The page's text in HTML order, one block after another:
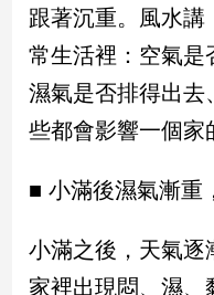
南
台
灣
觀
點
台
觀
跟著沉重。風水講
常生活裡：空氣是
濕氣是否排得出去
些都會影響一個家
■ 小滿後濕氣漸重
小滿之後，天氣逐
家裡出現悶、濕、